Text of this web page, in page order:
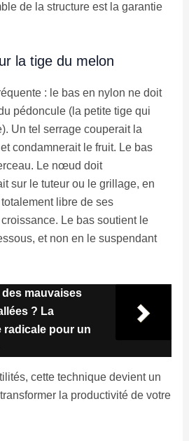
de la structure est la garantie
la tige du melon
: le bas en nylon ne doit
pédoncule (la petite tige qui
Un tel serrage couperait la
condamnerait le fruit. Le bas
Le nœud doit
sur le tuteur ou le grillage, en
libre de ses
Le bas soutient le
et non en le suspendant
des mauvaises
? La
radicale pour un
cette technique devient un
la productivité de votre